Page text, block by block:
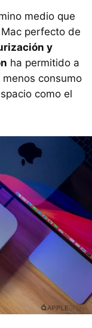
medio que
perfecto de
y
ha permitido a
consumo
como el